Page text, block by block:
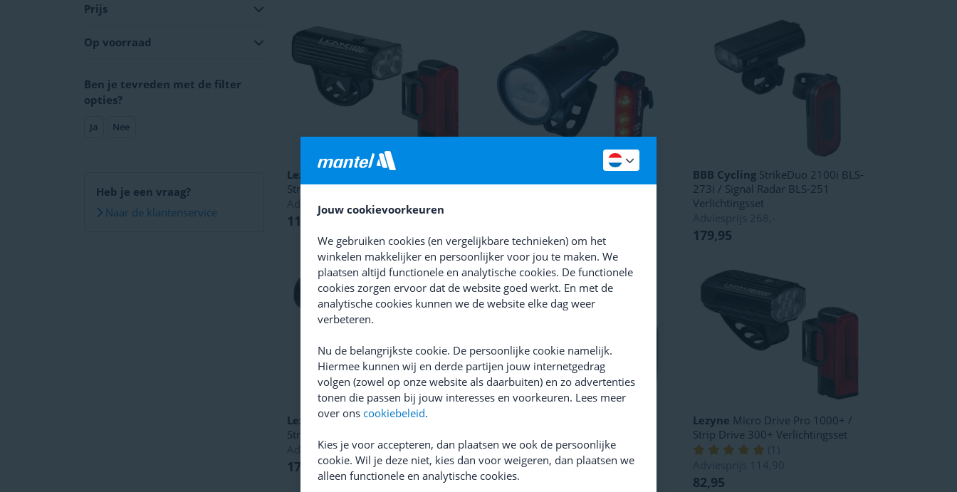
Prijs
Op voorraad
Ben je tevreden met de filter
opties?
Ja Nee
Heb je een vraag?
Naar de klantenservice
Lezyne
Macro Drive 1400+ / Lezyne
Strip Drive Pro 400+ Verlichtingsset
Adviesprijs
154,90
114,90
Aura 100 LINK + Blaze
Verlichtingsset
75,95
BBB Cycling StrikeDuo 2100i BLS-
273i / Signal Radar BLS-251
Verlichtingsset
Adviesprijs
268,-
179,95
LezyneMega Drive 2400+ / Lezyne
Strip Drive Pro 400+ Verlichtingsset
Adviesprijs234,90
174,90
Adviesprijs339,98
218,95
Lezyne Micro Drive Pro 1000+ /
Strip Drive 300+ Verlichtingsset
(
Adviesprijs
114,90
82,95
Jouw cookievoorkeuren
We gebruiken cookies (en vergelijkbare technieken) om het
winkelen makkelijker en persoonlijker voor jou te maken. We
plaatsen altijd functionele en analytische cookies. De functionele
cookies zorgen ervoor dat de website goed werkt. En met de
analytische cookies kunnen we de website elke dag weer
verbeteren.
Nu de belangrijkste cookie. De persoonlijke cookie namelijk.
Hiermee kunnen wij en derde partijen jouw internetgedrag
volgen (zowel op onze website als daarbuiten) en zo advertenties
tonen die passen bij jouw interesses en voorkeuren. Lees meer
over ons cookiebeleid.
Kies je voor accepteren, dan plaatsen we ook de persoonlijke
cookie. Wil je deze niet, kies dan voor weigeren, dan plaatsen we
alleen functionele en analytische cookies.